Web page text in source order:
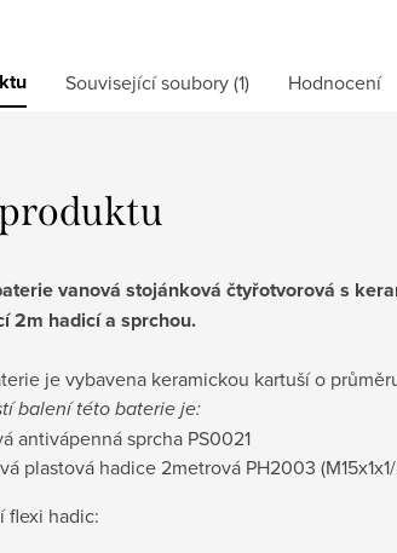
Související soubory (1) Hodnocení
vanová stojánková čtyřotvorová s
2m hadicí a sprchou.
je vybavena keramickou kartuší o
balení této baterie je:
antivápenná sprcha PS0021
plastová hadice 2metrová PH2003
flexi hadic: